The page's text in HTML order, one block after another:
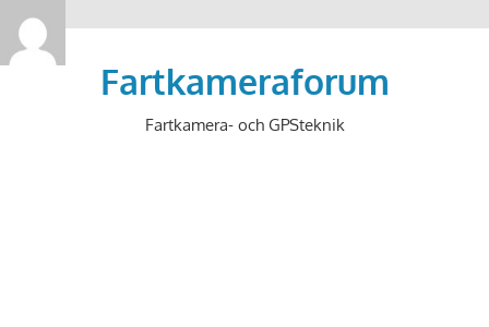
Hoppa
till
Fartkameraforum
Fartkamera- och GPSteknik